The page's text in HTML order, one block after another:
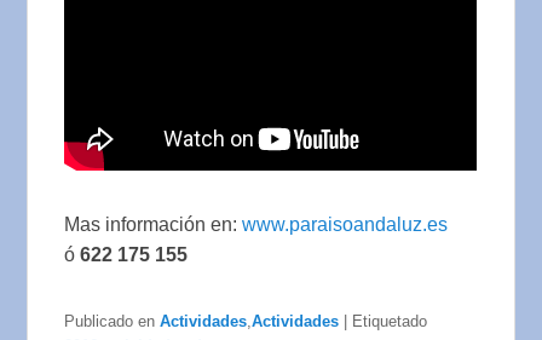
Mas información en:www.paraisoandaluz.es
ó622 175 155
Publicado en Actividades ,Actividades | Etiquetado